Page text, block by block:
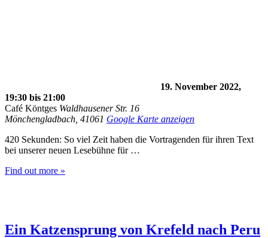
19. November 2022,
19:30 bis 21:00
Café Köntges Waldhausener Str. 16
Mönchengladbach 41061 Google Karte anzeigen
420 Sekunden: So viel Zeit haben die Vortragenden für ihren Text
bei unserer neuen Lesebühne für …
Find out more »
Ein Katzensprung von Krefeld nach Peru